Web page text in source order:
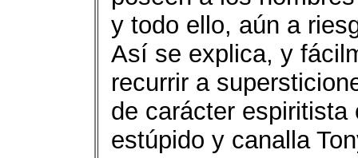
y todo ello, aún a
Así se explica, y
recurrir a
de carácter
estúpido y canalla